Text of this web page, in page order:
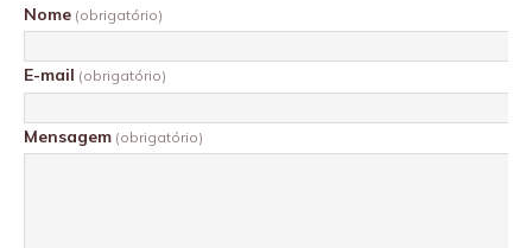
Nome (obrigatório)
E-mail (obrigatório)
Mensagem (obrigatório)